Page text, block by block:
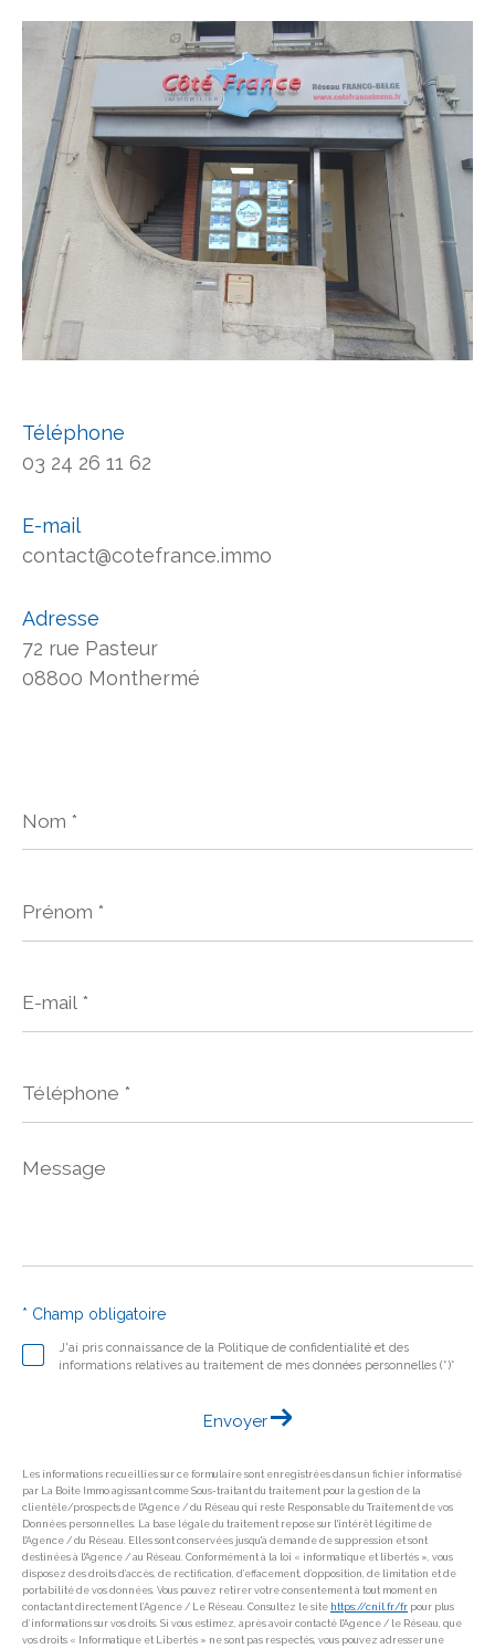
Téléphone
03 24 26 11 62
E-mail
contact@cotefrance.immo
Adresse
72 rue Pasteur
08800 Monthermé
*
*
mail
*
Message
*
J'ai pris connaissance de la Politique de confidentialité et des
informations relatives au traitement de mes données personnelles (*)*
* Champ obligatoire
Envoyer
Les informations recueillies sur ce formulaire sont enregistrées dans un fichier informatisé
par La Boite Immo agissant comme Sous-traitant du traitement pour la gestion de la
clientèle/prospects de l'Agence / du Réseau qui reste Responsable du Traitement de vos
Données personnelles. La base légale du traitement repose sur l'intérêt légitime de
l'Agence / du Réseau. Elles sont conservées jusqu'à demande de suppression et sont
destinées à l'Agence / au Réseau. Conformément à la loi « informatique et libertés », vous
disposez des droits d’accès, de rectification, d’effacement, d’opposition, de limitation et de
portabilité de vos données. Vous pouvez retirer votre consentement à tout moment en
contactant directement l’Agence / Le Réseau. Consultez le site https://cnil.fr/fr pour plus
d’informations sur vos droits. Si vous estimez, après avoir contacté l'Agence / le Réseau, que
vos droits « Informatique et Libertés » ne sont pas respectés, vous pouvez adresser une